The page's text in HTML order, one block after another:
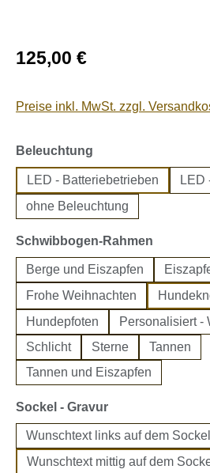
Regulärer Preis:
125,00 €
Preise inkl. MwSt. zzgl.
Beleuchtung
LED - Batteriebetrieben
LED
ohne Beleuchtung
Schwibbogen-Rahmen
Berge und Eiszapfen
Frohe Weihnachten
Hundepfoten
Personalisiert -
Schlicht
Sterne
Tannen
Tannen und Eiszapfen
Sockel - Gravurauswählen
Wunschtext links auf dem
Wunschtext mittig auf dem